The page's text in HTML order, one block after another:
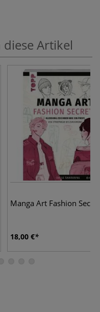
Artikel
Manga Art Fashion
18,00 €